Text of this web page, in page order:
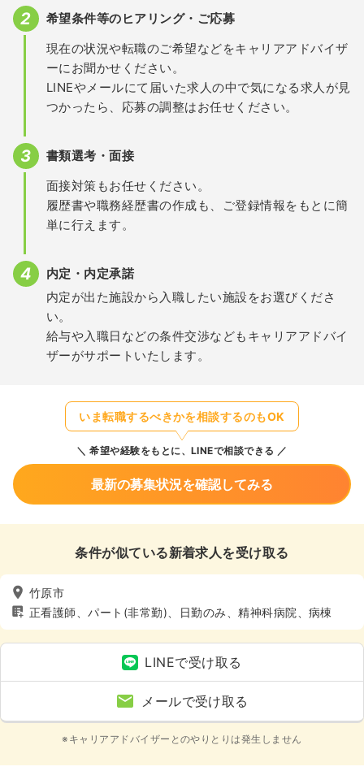
希望条件等のヒアリング・ご応募
現在の状況や転職のご希望などをキャリアアドバイザ
ーにお聞かせください。
LINEやメールにて届いた求人の中で気になる求人が見
つかったら、応募の調整はお任せください。
書類選考・面接
面接対策もお任せください。
履歴書や職務経歴書の作成も、ご登録情報をもとに簡
単に行えます。
内定・内定承諾
内定が出た施設から入職したい施設をお選びくださ
い。
給与や入職日などの条件交渉などもキャリアアドバイ
ザーがサポートいたします。
いま転職するべきかを相談するのもOK
希望や経験をもとに、LINEで相談できる
最新の募集状況を確認してみる
条件が似ている新着求人を受け取る
竹原市
正看護師、パート(非常勤)、日勤のみ、精神科病院、病棟
LINEで受け取る
メールで受け取る
※キャリアアドバイザーとのやりとりは発生しません